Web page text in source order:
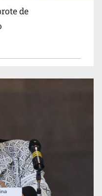
21 adolescentes
de